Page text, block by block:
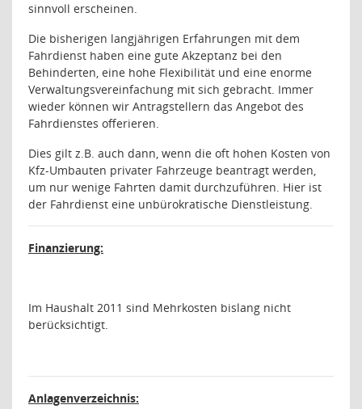
sinnvoll erscheinen.
Die bisherigen langjährigen Erfahrungen mit dem
Fahrdienst haben eine gute Akzeptanz bei den
Behinderten, eine hohe Flexibilität und eine enorme
Verwaltungsvereinfachung mit sich gebracht. Immer
wieder können wir Antragstellern das Angebot des
Fahrdienstes offerieren.
Dies gilt z.B. auch dann, wenn die oft hohen Kosten von
Kfz-Umbauten privater Fahrzeuge beantragt werden,
um nur wenige Fahrten damit durchzuführen. Hier ist
der Fahrdienst eine unbürokratische Dienstleistung.
Finanzierung:
Im Haushalt 2011 sind Mehrkosten bislang nicht
berücksichtigt.
Anlagenverzeichnis: